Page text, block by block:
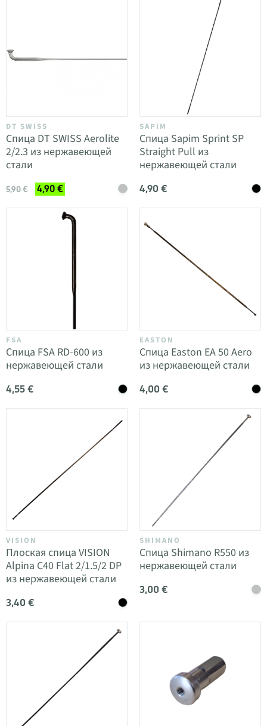
DT SWISS
Спица DT SWISS Aerolite
2/2.3 из нержавеющей
стали
5,90 € 4,90 €
SAPIM
Спица Sapim Sprint SP
Straight Pull из
нержавеющей стали
4,90 €
FSA
Спица FSA RD-600 из
нержавеющей стали
4,55 €
EASTON
Спица Easton EA 50 Aero
из нержавеющей стали
4,00 €
VISION
Плоская спица VISION
Alpina C40 Flat 2/1.5/2 DP
из нержавеющей стали
3,40 €
SHIMANO
Спица Shimano R550 из
нержавеющей стали
3,00 €